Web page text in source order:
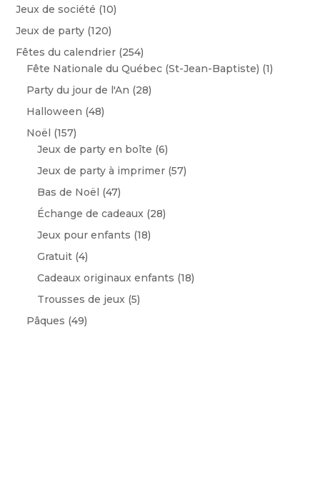
Jeux de société (10)
Jeux de party (120)
Fêtes du calendrier (254)
Fête Nationale du Québec (St-Jean-Baptiste) (1)
Party du jour de l'An (28)
Halloween (48)
Noël (157)
Jeux de party en boîte (6)
Jeux de party à imprimer (57)
Bas de Noël (47)
Échange de cadeaux (28)
Jeux pour enfants (18)
Gratuit (4)
Cadeaux originaux enfants (18)
Trousses de jeux (5)
Pâques (49)